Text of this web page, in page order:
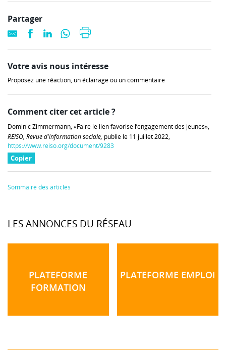
Partager
Votre avis nous intéresse
Proposez une réaction, un éclairage ou un commentaire
Comment citer cet article ?
Dominic Zimmermann, «Faire le lien favorise l’engagement des jeunes»,
REISO, Revue d'information sociale, publié le 11 juillet 2022,
https://www.reiso.org/document/9283
Copier
Sommaire des articles
LES ANNONCES DU RÉSEAU
PLATEFORME
FORMATION
PLATEFORME EMPLOI